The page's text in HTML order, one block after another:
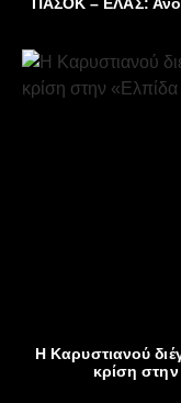
Η Καρυστιανού
κρίση